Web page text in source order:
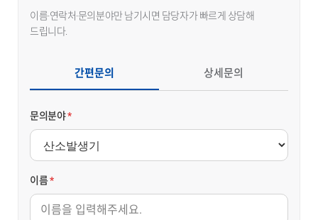
이름·연락처·문의분야만 남기시면 담당자가 빠르게 상담해
드립니다.
간편문의 상세문의
문의분야*
이름*